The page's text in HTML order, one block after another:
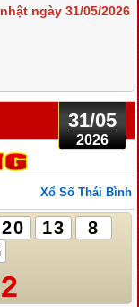
ngày 31/05/2026
31/05
2026
Xổ Số Thái Bình
20 13
8